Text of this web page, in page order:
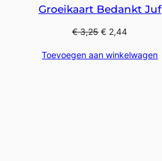
Groeikaart Bedankt Juf
€3,25 € 2,44
Toevoegen aan winkelwagen